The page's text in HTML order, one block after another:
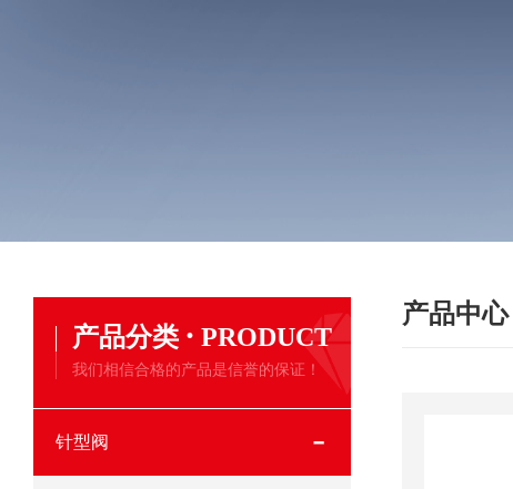
产品分类 · PRODUCT
我们相信合格的产品是信誉的保证！
针型阀
产品中心